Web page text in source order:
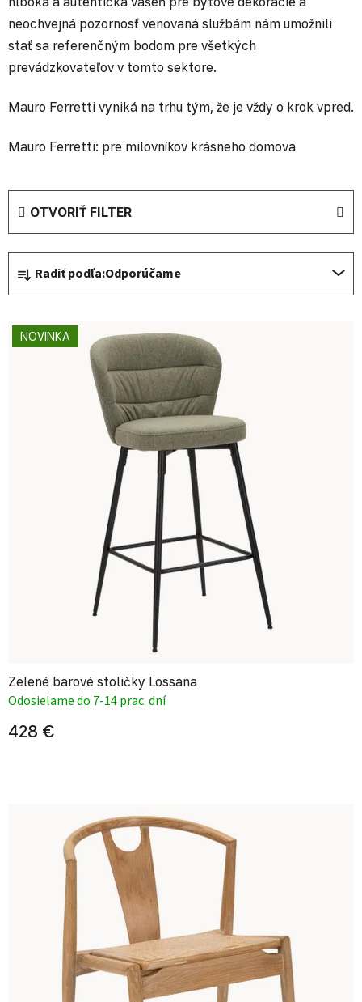
neochvejná pozornosť venovaná službám nám umožnili
stať sa referenčným bodom pre všetkých
prevádzkovateľov v tomto sektore.
Mauro Ferretti vyniká na trhu tým, že je vždy o krok vpred.
Mauro Ferretti: pre milovníkov krásneho domova
OTVORIŤ FILTER
Radiť podľa:Odporúčame
Výpis produktov
NOVINKA
Zelené barové stoličky Lossana
Odosielame do 7-14 prac. dní
428 €